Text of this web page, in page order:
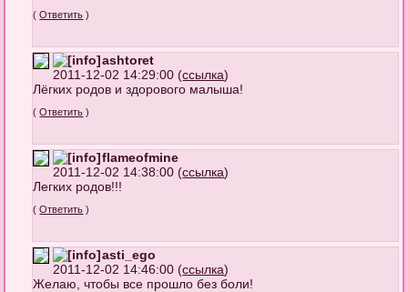
(Ответить )
ashtoret
2011-12-02 14:29:00 (ссылка)
Лёгких родов и здорового малыша!
(Ответить )
flameofmine
2011-12-02 14:38:00 (ссылка)
Легких родов!!!
(Ответить )
asti_ego
2011-12-02 14:46:00 (ссылка)
Желаю, чтобы все прошло без боли!